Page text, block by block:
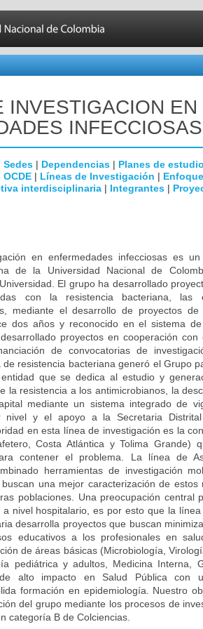
INVESTIGACION EN
INFECCIOSAS
Sedes | Dependencias | Planes de
OCDE | Líneas de Investigación |
interdisciplinaria | Integrantes |
en enfermedades infecciosas es
de la Universidad Nacional de
El grupo ha desarrollado
con la resistencia bacteriana, las
mediante el desarrollo de proyectos
dos años y reconocido en el sistema
proyectos en cooperación
de convocatorias de
resistencia bacteriana generó el Grupo
entidad que se dedica al estudio y
la resistencia a los antimicrobianos, la
mediante un sistema integrado de
nivel y el apoyo a la Secretaria
en esta línea de investigación es la
Costa Atlántica y Tolima Grande)
contener el problema. La línea de
herramientas de investigación
una mejor caracterización de
poblaciones. Una preocupación central
a nivel hospitalario, es por esto que la
desarrolla proyectos que buscan
educativos a los profesionales en
de áreas básicas (Microbiología,
pediátrica y adultos, Medicina Interna,
alto impacto en Salud Pública con
formación en epidemiología. Nuestro
del grupo mediante los procesos de
categoría B de Colciencias.